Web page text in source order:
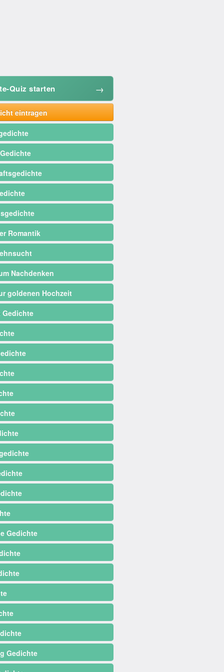
Quiz starten →
eintragen
Romantik
Nachdenken
goldenen Hochzeit
Gedichte
Gedichte
Gedichte